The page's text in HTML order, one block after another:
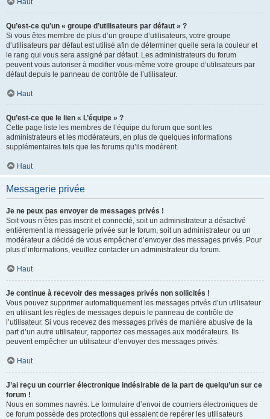
Haut
Qu’est-ce qu’un « groupe d’utilisateurs par défaut » ?
Si vous êtes membre de plus d’un groupe d’utilisateurs, votre groupe
d’utilisateurs par défaut est utilisé afin de déterminer quelle sera la couleur et
le rang qui vous sera assigné par défaut. Les administrateurs du forum
peuvent vous autoriser à modifier vous-même votre groupe d’utilisateurs par
défaut depuis le panneau de contrôle de l’utilisateur.
Haut
Qu’est-ce que le lien « L’équipe » ?
Cette page liste les membres de l’équipe du forum que sont les
administrateurs et les modérateurs, en plus de quelques informations
supplémentaires tels que les forums qu’ils modèrent.
Haut
Messagerie privée
Je ne peux pas envoyer de messages privés !
Soit vous n’êtes pas inscrit et connecté, soit un administrateur a désactivé
entièrement la messagerie privée sur le forum, soit un administrateur ou un
modérateur a décidé de vous empêcher d’envoyer des messages privés. Pour
plus d’informations, veuillez contacter un administrateur du forum.
Haut
Je continue à recevoir des messages privés non sollicités !
Vous pouvez supprimer automatiquement les messages privés d’un utilisateur
en utilisant les règles de messages depuis le panneau de contrôle de
l’utilisateur. Si vous recevez des messages privés de manière abusive de la
part d’un autre utilisateur, rapportez ces messages aux modérateurs. Ils
peuvent empêcher un utilisateur d’envoyer des messages privés.
Haut
J’ai reçu un courrier électronique indésirable de la part de quelqu’un sur ce
forum !
Nous en sommes navrés. Le formulaire d’envoi de courriers électroniques de
ce forum possède des protections qui essaient de repérer les utilisateurs